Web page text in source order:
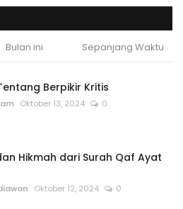
Bulan ini Sepanjang Waktu
Berpikir Kritis
Oktober 13, 2024 0
Hikmah dari Surah Qaf Ayat
Oktober 12, 2024 0